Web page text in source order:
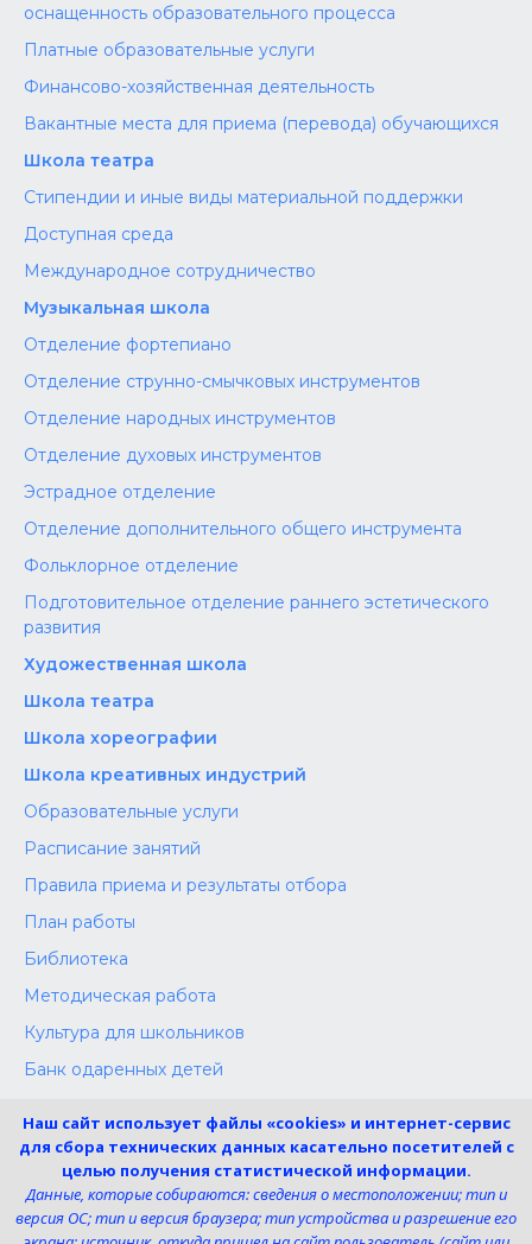
оснащенность образовательного процесса
Платные образовательные услуги
Финансово-хозяйственная деятельность
Вакантные места для приема (перевода) обучающихся
Школа театра
Стипендии и иные виды материальной поддержки
Доступная среда
Международное сотрудничество
Музыкальная школа
Отделение фортепиано
Отделение струнно-смычковых инструментов
Отделение народных инструментов
Отделение духовых инструментов
Эстрадное отделение
Отделение дополнительного общего инструмента
Фольклорное отделение
Подготовительное отделение раннего эстетического
развития
Художественная школа
Школа‌‌‌‌ театра
Школа хореографии
Школа креативных индустрий
Образовательные услуги
Расписание занятий
Правила приема и результаты отбора
План работы
Библиотека
Методическая работа
Культура для школьников
Банк одаренных детей
Независимая оценка
Меры поддержки участников СВО
Наш сайт использует файлы «cookies» и интернет-сервис
для сбора технических данных касательно посетителей с
целью получения статистической информации.
Данные, которые собираются: сведения о местоположении; тип и
версия ОС; тип и версия браузера; тип устройства и разрешение его